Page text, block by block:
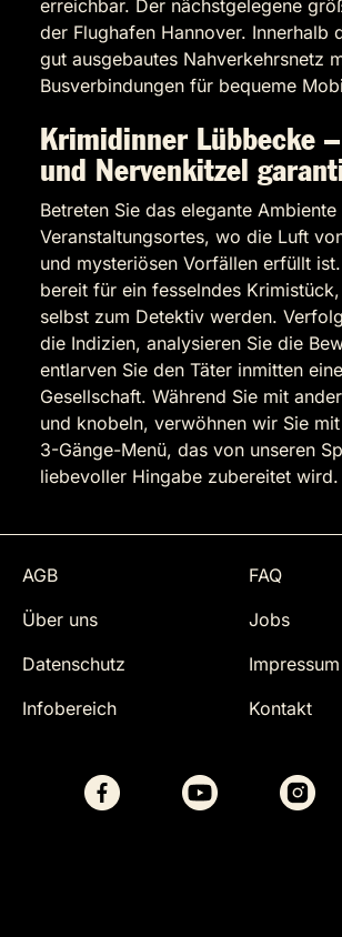
erreichbar. Der nächstgelegene
der Flughafen Hannover. Innerhalb
gut ausgebautes Nahverkehrsnetz
Busverbindungen für bequeme
Krimidinner Lübbecke
und Nervenkitzel
Betreten Sie das elegante Ambiente
Veranstaltungsortes, wo die Luft
und mysteriösen Vorfällen erfüllt
bereit für ein fesselndes
selbst zum Detektiv werden.
die Indizien, analysieren Sie die
entlarven Sie den Täter inmitten
Gesellschaft. Während Sie mit
und knobeln, verwöhnen wir Sie
3-Gänge-Menü, das von unseren
liebevoller Hingabe zubereitet wird.
AGB
FAQ
Über uns
Jobs
Datenschutz
Impressum
Infobereich
Kontakt